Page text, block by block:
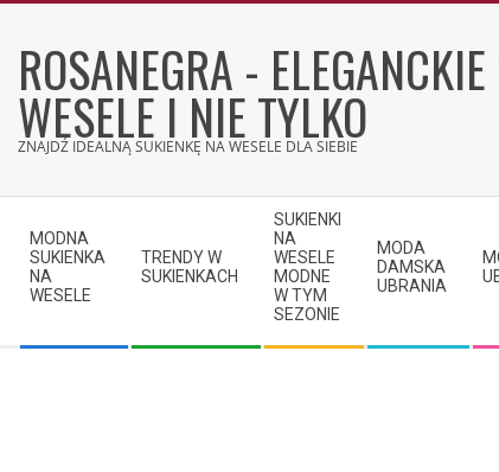
contentROSANEGRA -
WESELE I NIE TYLKO
ZNAJDŹ IDEALNĄ SUKIENKĘ NA WESELE DLA SIEBIE
Navigation
Menu
MODNA
SUKIENKA
NA
WESELE
TRENDY W
SUKIENKACH
SUKIENKI
NA
WESELE
MODNE
W TYM
SEZONIE
MODA
DAMSKA
UBRANIA